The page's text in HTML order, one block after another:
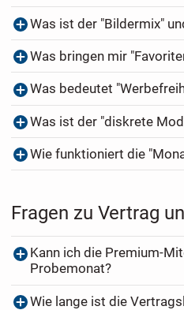
Was ist der "Bildermix"
Was bringen mir
Was bedeutet
Was ist der "diskrete
Wie funktioniert die
Fragen zu Vertrag
Kann ich die Premium-
Probemonat?
Wie lange ist die